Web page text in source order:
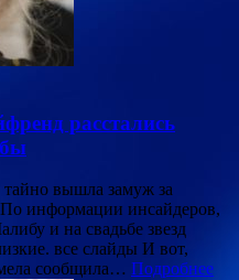
расстались
вышла замуж за
информации инсайдеров,
и на свадьбе звезд
все слайды И вот,
сообщила… Подробнее